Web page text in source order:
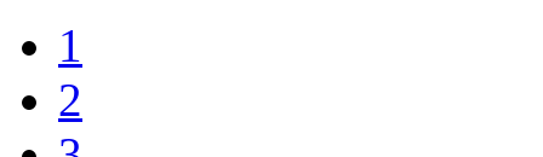
1
2